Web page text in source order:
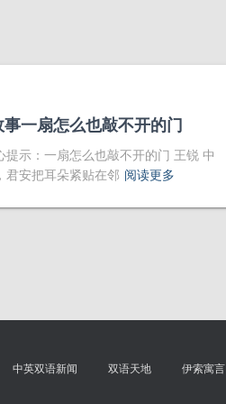
一扇怎么也敲不开的门
示：一扇怎么也敲不开的门 王锐 中
君安把耳朵紧贴在邻 阅读更多
中英双语新闻 双语天地 伊索寓言